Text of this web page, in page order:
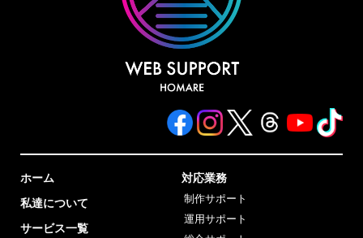
ホーム
私達について
サービス一覧
対応業務
制作サポート
運用サポート